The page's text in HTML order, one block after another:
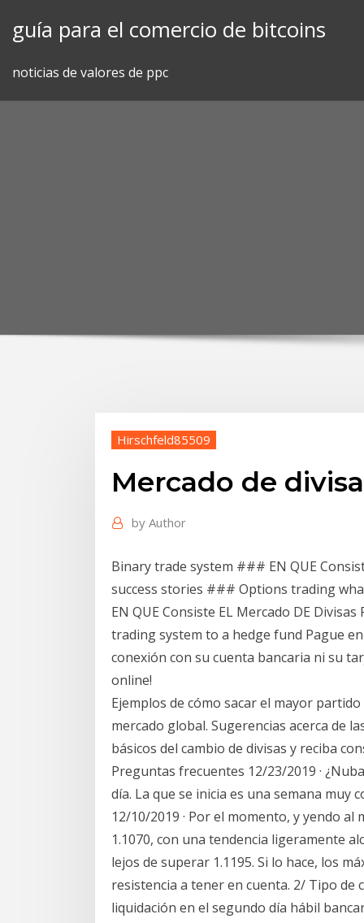
guía para el comercio de bitcoins
noticias de valores de ppc
Hirschfeld85509
Mercado de
by Author
Binary trade system ### EN QUE
success stories ### Options trading
EN QUE Consiste EL Mercado DE
trading system to a hedge fund Pague
conexión con su cuenta bancaria ni su
online!
Ejemplos de cómo sacar el mayor
mercado global. Sugerencias acerca de
básicos del cambio de divisas y reciba
Preguntas frecuentes 12/23/2019 ·
día. La que se inicia es una semana muy
12/10/2019 · Por el momento, y yendo
1.1070, con una tendencia ligeramente
lejos de superar 1.1195. Si lo hace, los
resistencia a tener en cuenta. 2/ Tipo
liquidación en el segundo día hábil